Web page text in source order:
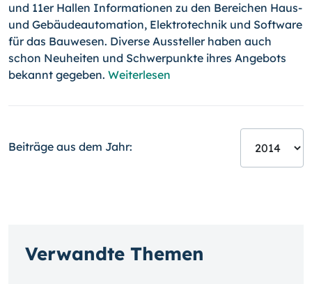
und 11er Hallen In­formationen zu den Bereichen Haus-
und Gebäudeautomation, Elektro­technik und Software
für das Bauwesen. Diverse Aussteller haben auch
schon Neuheiten und Schwerpunkte ihres Angebots
bekannt gegeben. Weiterlesen
Beiträge aus dem Jahr:
Verwandte Themen